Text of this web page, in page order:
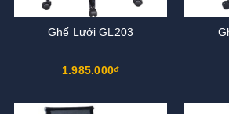
Ghế Lưới GL203
1.985.000₫